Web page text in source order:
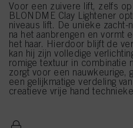
Voor een zuivere lift, zelfs
BLONDME Clay Lightener
niveaus lift. De unieke zacht-
na het aanbrengen en vormt
het haar. Hierdoor blijft de
kan hij zijn volledige
romige textuur in combinatie
zorgt voor een nauwkeurige,
een gelijkmatige verdeling
creatieve vrije hand